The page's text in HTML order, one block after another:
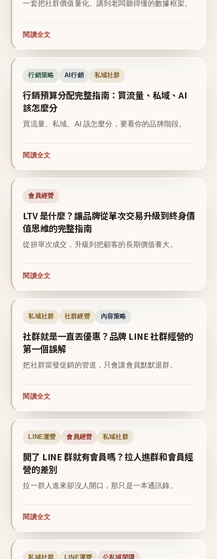
一套把社群價值量化、講到老闆聽得懂的數據框架。
閱讀全文
行銷策略 AI行銷 私域社群
行銷預算分配完整指南：買流量、私域、AI
該怎麼分
買流量、私域、AI 該怎麼分，要看你的品牌階段。
閱讀全文
會員經營
LTV 是什麼？讓品牌從單次交易升級到終身價
值思維的完整指南
從拚單次成交，升級到把顧客的長期價值養大。
閱讀全文
私域社群 社群經營 內容策略
社群就是一直丟優惠？品牌 LINE 社群經營的
第一個誤解
把社群當發促銷的管道，只會讓會員默默退群。
閱讀全文
LINE運營 會員經營 私域社群
開了 LINE 群就有會員嗎？拉人進群和會員經
營的差別
拉一群人進來卻沒人開口，那只是一本通訊錄。
閱讀全文